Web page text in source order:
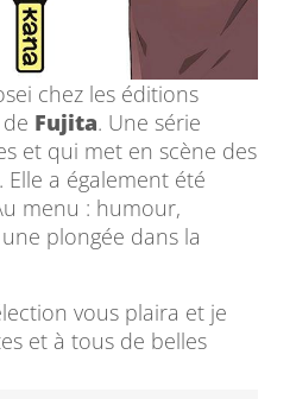
chez les éditions
de Fujita. Une série
et qui met en scène des
a également été
menu : humour,
plongée dans la
vous plaira et je
et à tous de belles